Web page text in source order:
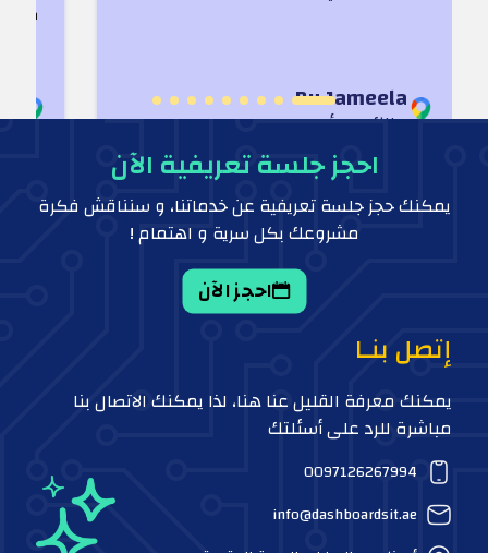
Bu Jameela
مالك و مؤسس
احجز جلسة تعريفية الآن
يمكنك حجز جلسة تعريفية عن خدماتنا، و سنناقش فكرة
مشروعك بكل سرية و اهتمام !
احجز الآن
إتصل بنـا
يمكنك معرفة القليل عنا هنا، لذا يمكنك الاتصال بنا
مباشرة للرد على أسئلتك
0097126267994
info@dashboardsit.ae